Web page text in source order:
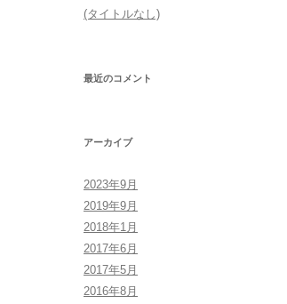
(タイトルなし)
最近のコメント
アーカイブ
2023年9月
2019年9月
2018年1月
2017年6月
2017年5月
2016年8月